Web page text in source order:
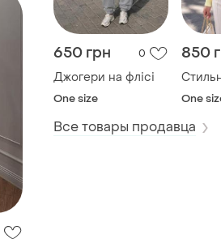
650 грн 0
Джогери на флісі
One size
850
One
Все товары продавца